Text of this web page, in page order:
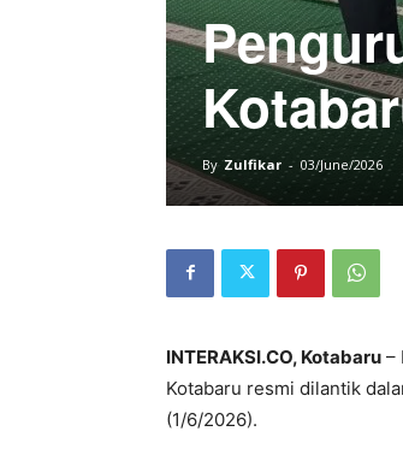
By Zulfikar - 03/June/2026
INTERAKSI.CO, Kotabaru –
Kotabaru resmi dilantik
(1/6/2026).